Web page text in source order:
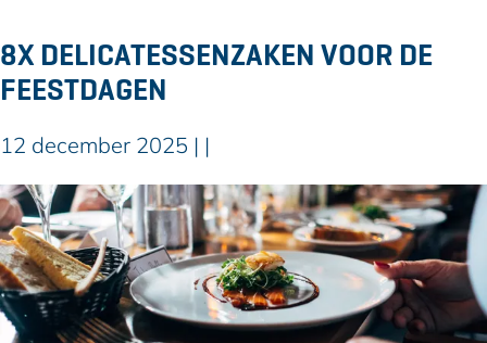
d
e
e
e
r
j
u
s
e
u
m
B
b
o
r
e
s
e
n
f
e
e
8X DELICATESSENZAKEN VOOR DE
FEESTDAGEN
12 december 2025 | |
8
x
D
e
l